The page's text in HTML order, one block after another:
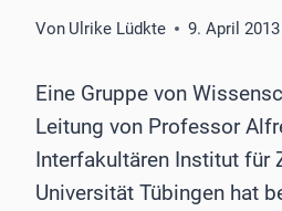
Von Ulrike Lüdkte 9. April 2013
Eine Gruppe von
Leitung von Professor
Interfakultären Institut für
Universität Tübingen hat